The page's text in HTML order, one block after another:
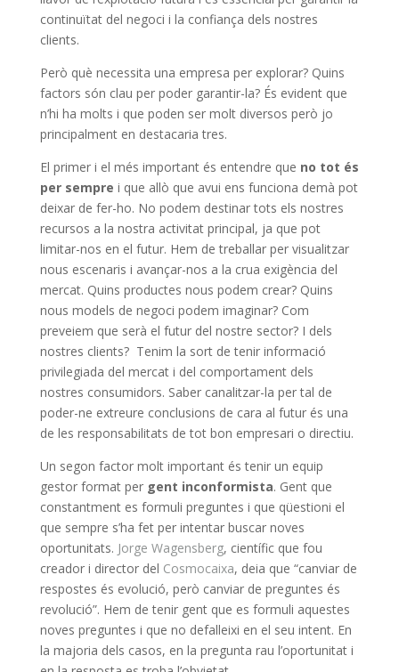
continuïtat del negoci i la confiança dels nostres
clients.
Però què necessita una empresa per explorar? Quins
factors són clau per poder garantir-la? És evident que
n’hi ha molts i que poden ser molt diversos però jo
principalment en destacaria tres.
El primer i el més important és entendre que no tot és
per sempre i que allò que avui ens funciona demà pot
deixar de fer-ho. No podem destinar tots els nostres
recursos a la nostra activitat principal, ja que pot
limitar-nos en el futur. Hem de treballar per visualitzar
nous escenaris i avançar-nos a la crua exigència del
mercat. Quins productes nous podem crear? Quins
nous models de negoci podem imaginar? Com
preveiem que serà el futur del nostre sector? I dels
nostres clients? Tenim la sort de tenir informació
privilegiada del mercat i del comportament dels
nostres consumidors. Saber canalitzar-la per tal de
poder-ne extreure conclusions de cara al futur és una
de les responsabilitats de tot bon empresari o directiu.
Un segon factor molt important és tenir un equip
gestor format per gent inconformista. Gent que
constantment es formuli preguntes i que qüestioni el
que sempre s’ha fet per intentar buscar noves
oportunitats. Jorge Wagensberg, científic que fou
creador i director del Cosmocaixa, deia que “canviar de
respostes és evolució, però canviar de preguntes és
revolució”. Hem de tenir gent que es formuli aquestes
noves preguntes i que no defalleixi en el seu intent. En
la majoria dels casos, en la pregunta rau l’oportunitat i